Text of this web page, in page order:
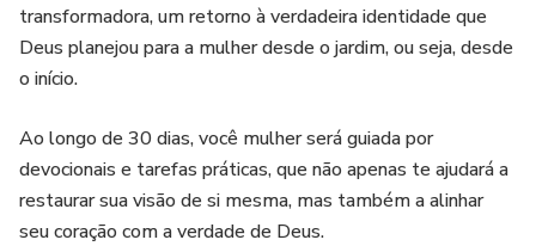
transformadora, um retorno à verdadeira identidade que
Deus planejou para a mulher desde o jardim, ou seja, desde
o início.
Ao longo de 30 dias, você mulher será guiada por
devocionais e tarefas práticas, que não apenas te ajudará a
restaurar sua visão de si mesma, mas também a alinhar
seu coração com a verdade de Deus.